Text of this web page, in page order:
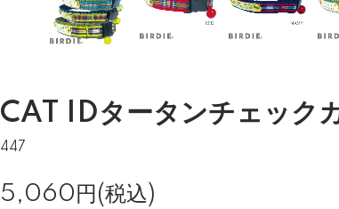
CAT IDタータンチェック
447
5,060円(税込)